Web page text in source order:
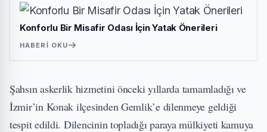
Konforlu Bir Misafir Odası İçin Yatak Önerileri
HABERI OKU
Şahsın askerlik hizmetini önceki yıllarda tamamladığı ve
İzmir’in Konak ilçesinden Gemlik’e dilenmeye geldiği
tespit edildi. Dilencinin topladığı paraya mülkiyeti kamuya